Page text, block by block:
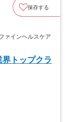
保存する
ァインヘルスケア
トップクラ